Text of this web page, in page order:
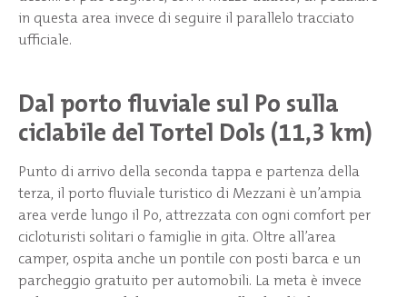
in questa area invece di seguire il parallelo tracciato
ufficiale.
Dal porto fluviale sul Po sulla
ciclabile del Tortel Dols (11,3 km)
Punto di arrivo della seconda tappa e partenza della
terza, il porto fluviale turistico di Mezzani è un’ampia
area verde lungo il Po, attrezzata con ogni comfort per
cicloturisti solitari o famiglie in gita. Oltre all’area
camper, ospita anche un pontile con posti barca e un
parcheggio gratuito per automobili. La meta è invece